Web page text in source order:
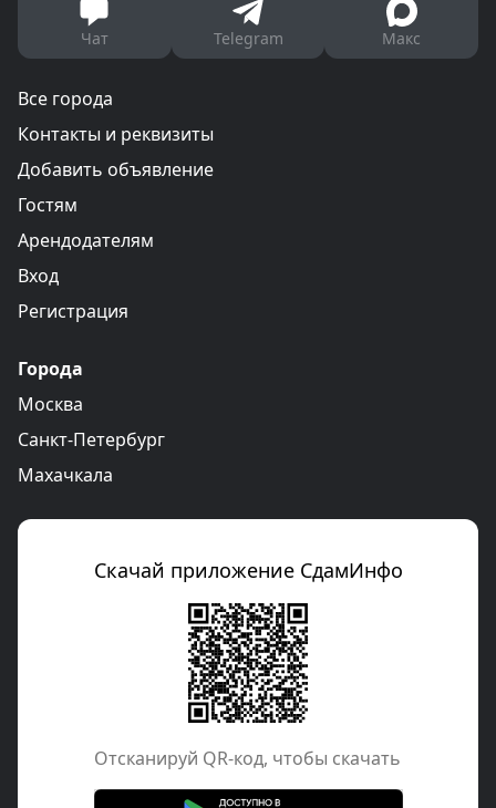
Чат Telegram Макс
Все города
Контакты и реквизиты
Добавить объявление
Гостям
Арендодателям
Вход
Регистрация
Города
Москва
Санкт-Петербург
Махачкала
Скачай приложение СдамИнфо
Отcканируй QR-код, чтобы скачать